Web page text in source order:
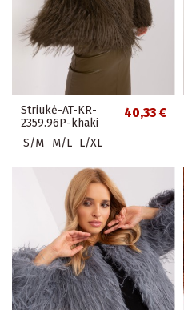
Striukė-AT-KR-
2359.96P-khaki
40,33 €
S/M M/L L/XL